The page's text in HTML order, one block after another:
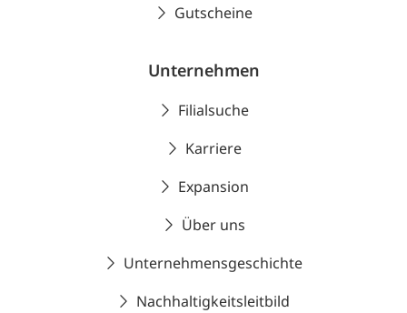
Gutscheine
Unternehmen
Filialsuche
Karriere
Expansion
Über uns
Unternehmensgeschichte
Nachhaltigkeitsleitbild